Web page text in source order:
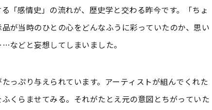
「感情史」の流れが、歴史学と交わる昨今です。「ちょ
が当時のひとの心をどんなふうに彩っていたのか、思い
どと妄想してしまいました。
っぷり与えられています。アーティストが組んでくれた
ふくらませてみる。それがたとえ元の意図とちがっていた